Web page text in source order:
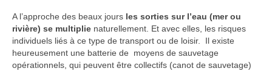
A l’approche des beaux jours les sorties sur l’eau (mer ou
rivière) se multiplie naturellement. Et avec elles, les risques
individuels liés à ce type de transport ou de loisir. Il existe
heureusement une batterie de moyens de sauvetage
opérationnels, qui peuvent être collectifs (canot de sauvetage)